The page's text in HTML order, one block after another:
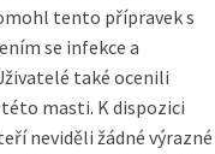
tento přípravek s
se infekce a
také ocenili
masti. K dispozici
neviděli žádné výrazné